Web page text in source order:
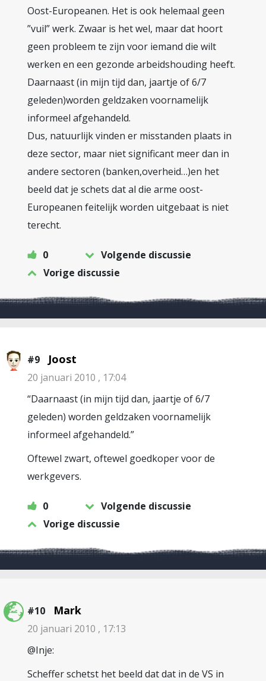
Oost-Europeanen. Het is ook helemaal geen
”vuil” werk. Zwaar is het wel, maar dat hoort
geen probleem te zijn voor iemand die wilt
werken en een gezonde arbeidshouding heeft.
Daarnaast (in mijn tijd dan, jaartje of 6/7
geleden)worden geldzaken voornamelijk
informeel afgehandeld.
Dus, natuurlijk vinden er misstanden plaats in
deze sector, maar niet significant meer dan in
andere sectoren (banken,overheid…)en het
beeld dat je schets dat al die arme oost-
Europeanen feitelijk worden uitgebaat is niet
terecht.
0
Volgende discussie
Vorige discussie
#9 Joost
20 januari 2010 , 17:04
“Daarnaast (in mijn tijd dan, jaartje of 6/7
geleden) worden geldzaken voornamelijk
informeel afgehandeld.”
Oftewel zwart, oftewel goedkoper voor de
werkgevers.
0
Volgende discussie
Vorige discussie
#10 Mark
20 januari 2010 , 17:13
@Inje:
Scheffer schetst het beeld dat dat in de VS in